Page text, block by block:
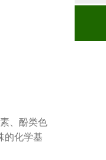
、酚类色
的化学基